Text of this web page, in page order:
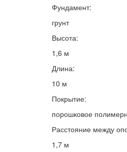
Фундамент:
грунт
Высота:
1,6 м
Длина:
10 м
Покрытие:
порошковое
Расстояние между
1,7 м